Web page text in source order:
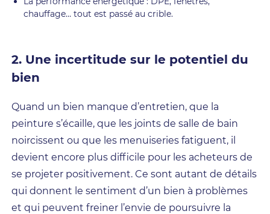
chauffage… tout est passé au crible.
2. Une incertitude sur le potentiel du
bien
Quand un bien manque d’entretien, que la
peinture s’écaille, que les joints de salle de bain
noircissent ou que les menuiseries fatiguent, il
devient encore plus difficile pour les acheteurs de
se projeter positivement. Ce sont autant de détails
qui donnent le sentiment d’un bien à problèmes
et qui peuvent freiner l’envie de poursuivre la